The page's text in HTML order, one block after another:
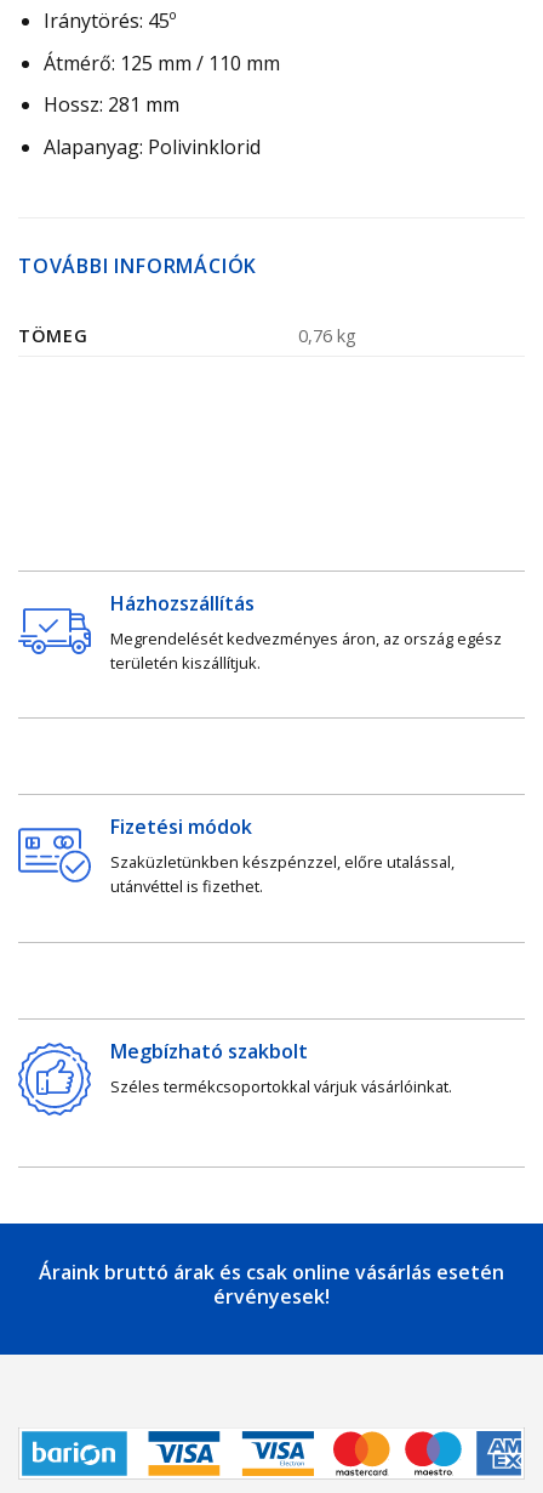
Iránytörés: 45º
Átmérő: 125 mm / 110 mm
Hossz: 281 mm
Alapanyag: Polivinklorid
TOVÁBBI INFORMÁCIÓK
TÖMEG 0,76 kg
Házhozszállítás
Megrendelését kedvezményes áron, az ország egész
területén kiszállítjuk.
Fizetési módok
Szaküzletünkben készpénzzel, előre utalással,
utánvéttel is fizethet.
Megbízható szakbolt
Széles termékcsoportokkal várjuk vásárlóinkat.
Áraink bruttó árak és csak online vásárlás esetén
érvényesek!